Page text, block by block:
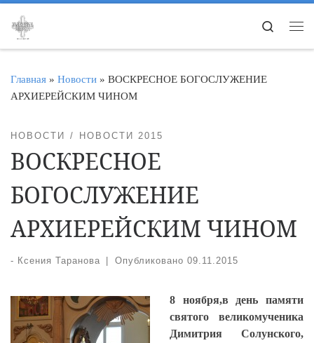
Перейти к содержимому
Search
Главная » Новости » ВОСКРЕСНОЕ БОГОСЛУЖЕНИЕ
АРХИЕРЕЙСКИМ ЧИНОМ
НОВОСТИ НОВОСТИ 2015
ВОСКРЕСНОЕ
БОГОСЛУЖЕНИЕ
АРХИЕРЕЙСКИМ ЧИНОМ
- Ксения Таранова Опубликовано 09.11.2015
8 ноября,в день памяти
святого великомученика
Димитрия Солунского,